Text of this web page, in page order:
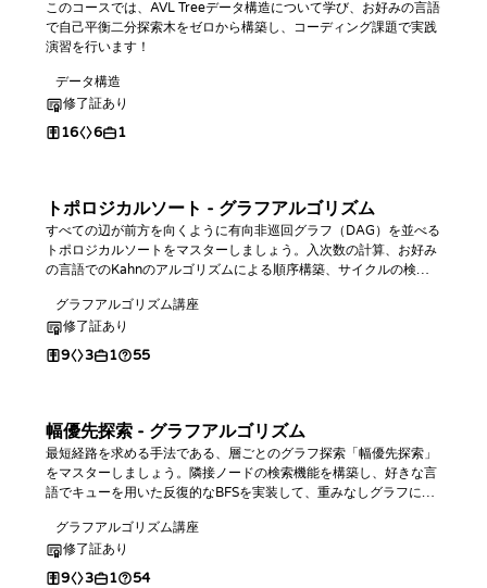
このコースでは、AVL Treeデータ構造について学び、お好みの言語
で自己平衡二分探索木をゼロから構築し、コーディング課題で実践
演習を行います！
データ構造
修了証あり
16 6 1
トポロジカルソート - グラフアルゴリズム
すべての辺が前方を向くように有向非巡回グラフ（DAG）を並べる
トポロジカルソートをマスターしましょう。入次数の計算、お好み
の言語でのKahnのアルゴリズムによる順序構築、サイクルの検
グラフアルゴリズム講座
修了証あり
9 3 1 55
幅優先探索 - グラフアルゴリズム
最短経路を求める手法である、層ごとのグラフ探索「幅優先探索」
をマスターしましょう。隣接ノードの検索機能を構築し、好きな言
語でキューを用いた反復的なBFSを実装して、重みなしグラフにお
グラフアルゴリズム講座
修了証あり
9 3 1 54